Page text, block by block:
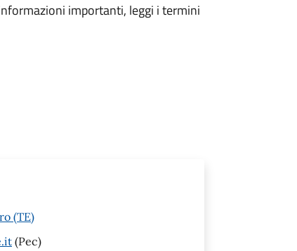
importanti, leggi i termini
(TE)
(Pec)